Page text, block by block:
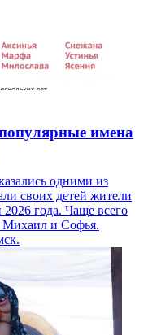
имена
одними из
своих детей жители
года. Чаще всего
Михаил и Софья.